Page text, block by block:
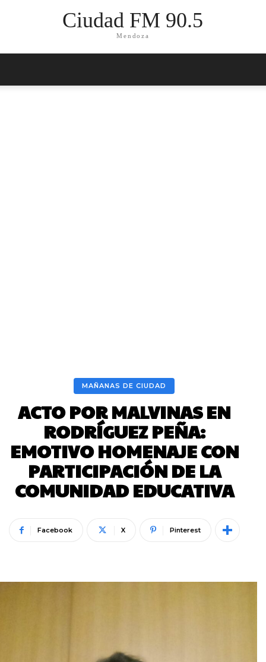
Ciudad FM 90.5
Mendoza
MAÑANAS DE CIUDAD
ACTO POR MALVINAS EN
RODRÍGUEZ PEÑA:
EMOTIVO HOMENAJE CON
PARTICIPACIÓN DE LA
COMUNIDAD EDUCATIVA
Facebook X Pinterest